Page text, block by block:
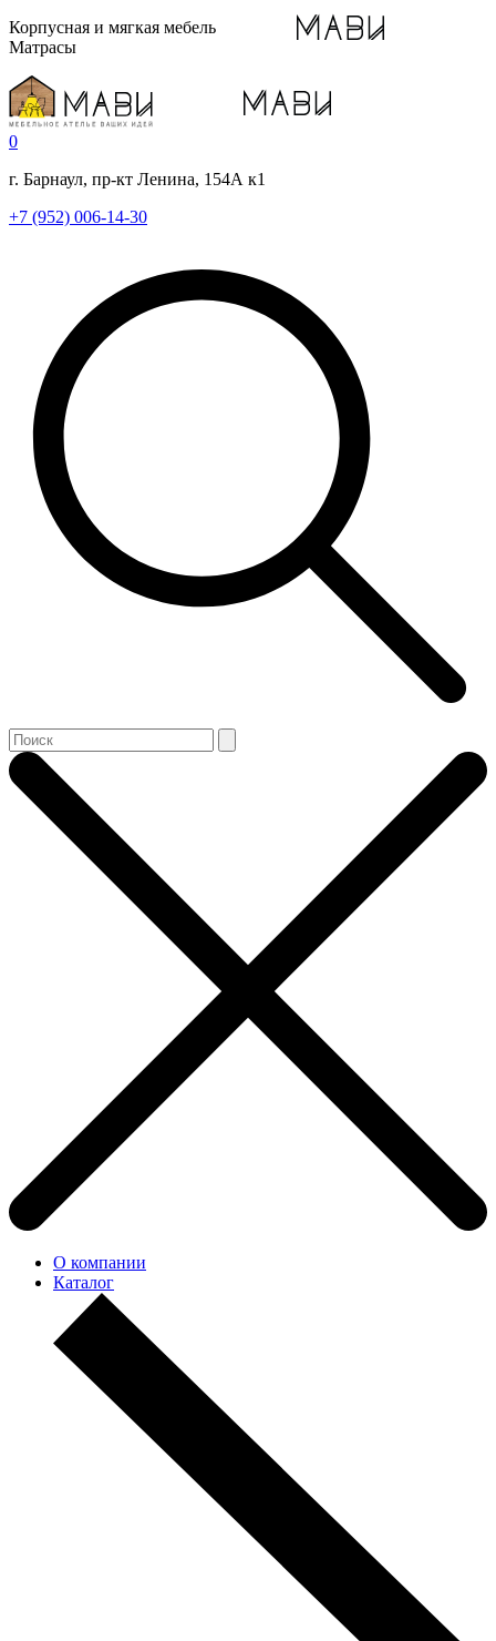
Корпусная и мягкая мебель
Матрасы
0
г. Барнаул, пр-кт Ленина, 154А к1
+7 (952) 006-14-30
О компании
Каталог